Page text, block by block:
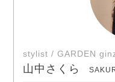
stylist / GARDEN
山中さくら